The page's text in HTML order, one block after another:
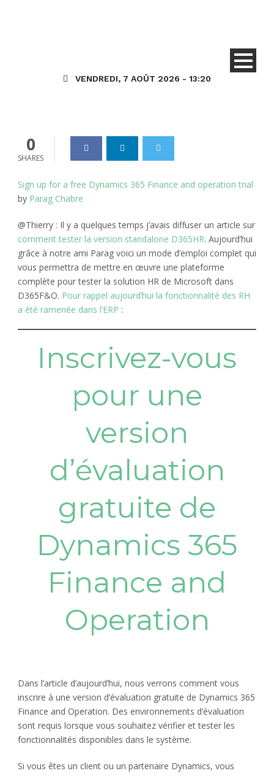
VENDREDI, 7 AOÛT 2026 - 13:20
Dynamics_365 09 Août 2022 0
0
SHARES
Sign up for a free Dynamics 365 Finance and operation trial
by Parag Chabre
@Thierry : Il y a quelques temps j’avais diffuser un article sur
comment tester la version standalone D365HR. Aujourd’hui
grâce à notre ami Parag voici un mode d’emploi complet qui
vous permettra de mettre en œuvre une plateforme
complète pour tester la solution HR de Microsoft dans
D365F&O. Pour rappel aujourd’hui la fonctionnalité des RH
a été ramenée dans l’ERP :
Inscrivez-vous
pour une
version
d’évaluation
gratuite de
Dynamics 365
Finance and
Operation
Dans l’article d’aujourd’hui, nous verrons comment vous
inscrire à une version d’évaluation gratuite de Dynamics 365
Finance and Operation. Des environnements d’évaluation
sont requis lorsque vous souhaitez vérifier et tester les
fonctionnalités disponibles dans le système.
Si vous êtes un client ou un partenaire Dynamics, vous